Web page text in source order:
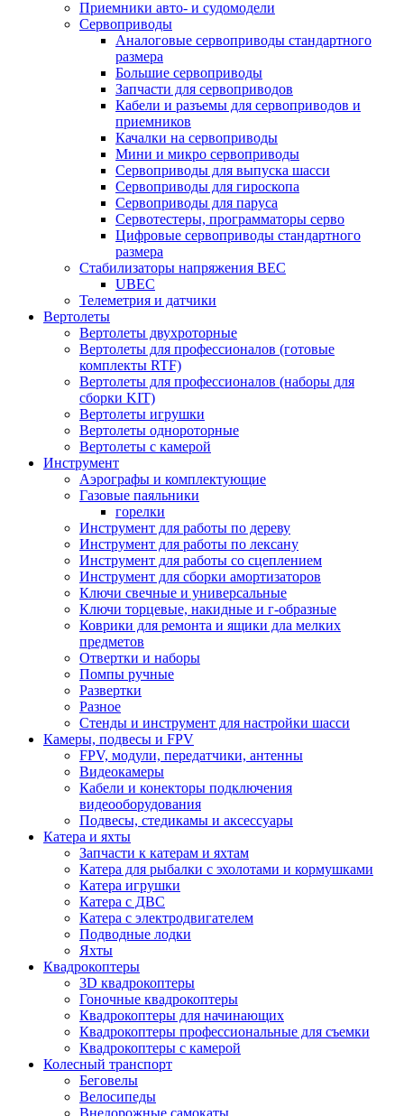
Приемники авто- и судомодели
Сервоприводы
Аналоговые сервоприводы стандартного
размера
Большие сервоприводы
Запчасти для сервоприводов
Кабели и разъемы для сервоприводов и
приемников
Качалки на сервоприводы
Мини и микро сервоприводы
Сервоприводы для выпуска шасси
Сервоприводы для гироскопа
Сервоприводы для паруса
Сервотестеры, программаторы серво
Цифровые сервоприводы стандартного
размера
Стабилизаторы напряжения BEC
UBEC
Телеметрия и датчики
Вертолеты
Вертолеты двухроторные
Вертолеты для профессионалов (готовые
комплекты RTF)
Вертолеты для профессионалов (наборы для
сборки KIT)
Вертолеты игрушки
Вертолеты однороторные
Вертолеты с камерой
Инструмент
Аэрографы и комплектующие
Газовые паяльники
горелки
Инструмент для работы по дереву
Инструмент для работы по лексану
Инструмент для работы со сцеплением
Инструмент для сборки амортизаторов
Ключи свечные и универсальные
Ключи торцевые, накидные и г-образные
Коврики для ремонта и ящики дла мелких
предметов
Отвертки и наборы
Помпы ручные
Развертки
Разное
Стенды и инструмент для настройки шасси
Камеры, подвесы и FPV
FPV, модули, передатчики, антенны
Видеокамеры
Кабели и конекторы подключения
видеооборудования
Подвесы, стедикамы и аксессуары
Катера и яхты
Запчасти к катерам и яхтам
Катера для рыбалки с эхолотами и кормушками
Катера игрушки
Катера с ДВС
Катера с электродвигателем
Подводные лодки
Яхты
Квадрокоптеры
3D квадрокоптеры
Гоночные квадрокоптеры
Квадрокоптеры для начинающих
Квадрокоптеры профессиональные для съемки
Квадрокоптеры с камерой
Колесный транспорт
Беговелы
Велосипеды
Внедорожные самокаты